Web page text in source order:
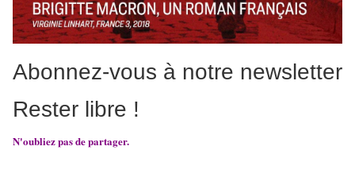
Abonnez-vous à notre newsletter
Rester libre !
N'oubliez pas de partager.